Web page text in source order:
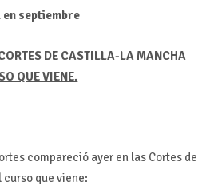
septiembre
DE CASTILLA-LA MANCHA
QUE VIENE.
compareció ayer en las Cortes de
que viene: